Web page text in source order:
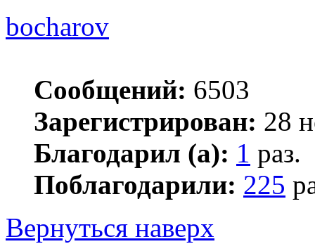
bocharov
Сообщений: 6503
Зарегистрирован: 28
Благодарил (а): 1 раз.
Поблагодарили: 225
Вернуться наверх